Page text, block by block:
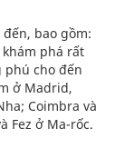
bao gồm:
khám phá rất
cho đến
ở Madrid,
Coimbra và
Fez ở Ma-rốc.